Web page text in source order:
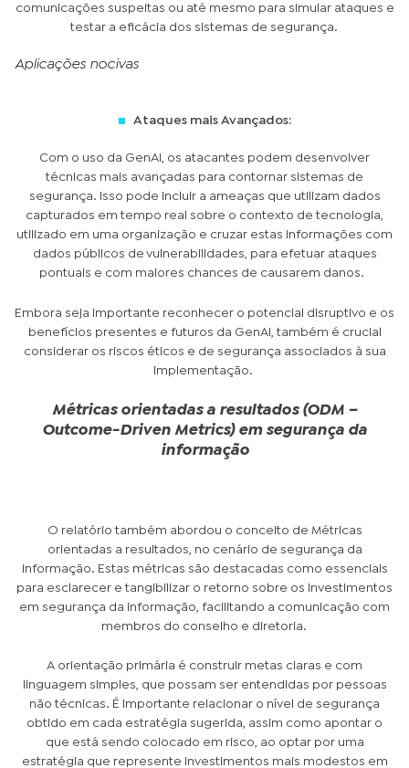
comunicações suspeitas ou até mesmo para simular ataques e
testar a eficácia dos sistemas de segurança.
Aplicações nocivas
Ataques mais Avançados:
Com o uso da GenAI, os atacantes podem desenvolver
técnicas mais avançadas para contornar sistemas de
segurança. Isso pode incluir a ameaças que utilizam dados
capturados em tempo real sobre o contexto de tecnologia,
utilizado em uma organização e cruzar estas informações com
dados públicos de vulnerabilidades, para efetuar ataques
pontuais e com maiores chances de causarem danos.
Embora seja importante reconhecer o potencial disruptivo e os
benefícios presentes e futuros da GenAI, também é crucial
considerar os riscos éticos e de segurança associados à sua
implementação.
Métricas orientadas a resultados (ODM –
Outcome-Driven Metrics) em segurança da
informação
O relatório também abordou o conceito de Métricas
orientadas a resultados, no cenário de segurança da
informação. Estas métricas são destacadas como essenciais
para esclarecer e tangibilizar o retorno sobre os investimentos
em segurança da informação, facilitando a comunicação com
membros do conselho e diretoria.
A orientação primária é construir metas claras e com
linguagem simples, que possam ser entendidas por pessoas
não técnicas. É importante relacionar o nível de segurança
obtido em cada estratégia sugerida, assim como apontar o
que está sendo colocado em risco, ao optar por uma
estratégia que represente investimentos mais modestos em